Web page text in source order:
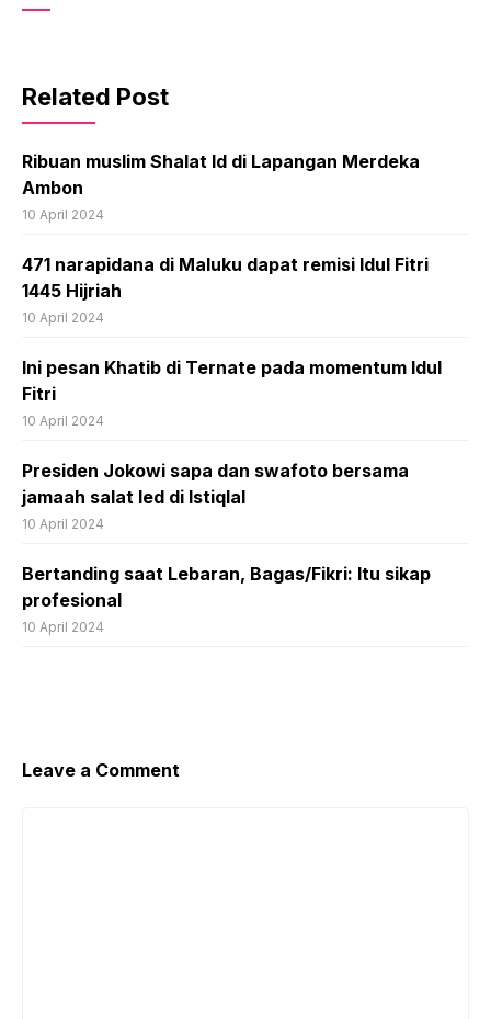
Related Post
Ribuan muslim Shalat Id di Lapangan Merdeka
Ambon
10 April 2024
471 narapidana di Maluku dapat remisi Idul Fitri
1445 Hijriah
10 April 2024
Ini pesan Khatib di Ternate pada momentum Idul
Fitri
10 April 2024
Presiden Jokowi sapa dan swafoto bersama
jamaah salat Ied di Istiqlal
10 April 2024
Bertanding saat Lebaran, Bagas/Fikri: Itu sikap
profesional
10 April 2024
Leave a Comment